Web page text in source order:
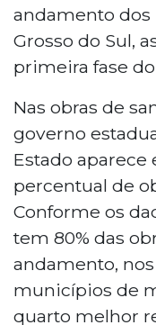
andamento
Grosso do Sul,
primeira fase
Nas obras de
governo
Estado
percentual de
Conforme os
tem 80% das
andamento,
municípios de
quarto melhor